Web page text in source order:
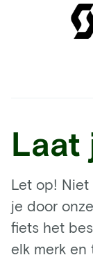
Laat
Let op! Niet
je door
fiets het
elk merk en